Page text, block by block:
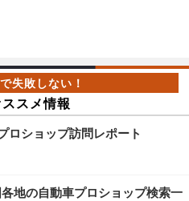
スメ情報
ロショップ訪問レポート
の自動車プロショップ検索一